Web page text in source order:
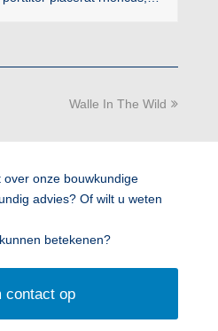
next
Walle In The Wild
onze bouwkundige
advies? Of wilt u weten
betekenen?
contact op